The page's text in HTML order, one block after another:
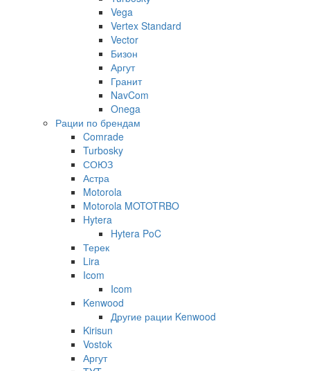
Vega
Vertex Standard
Vector
Бизон
Аргут
Гранит
NavCom
Onega
Рации по брендам
Comrade
Turbosky
СОЮЗ
Астра
Motorola
Motorola MOTOTRBO
Hytera
Hytera PoC
Терек
Lira
Icom
Icom
Kenwood
Другие рации Kenwood
Kirisun
Vostok
Аргут